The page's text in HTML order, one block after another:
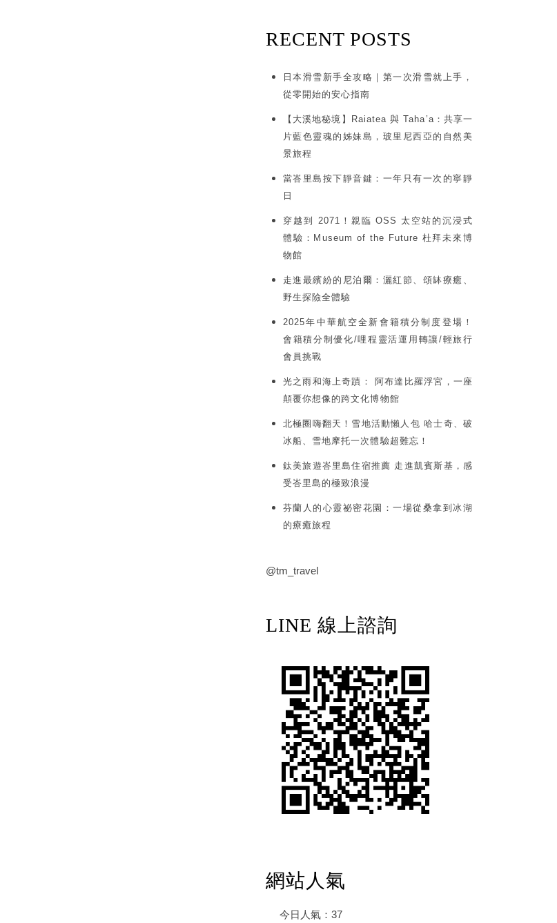
RECENT POSTS
日本滑雪新手全攻略｜第一次滑雪就上手，
從零開始的安心指南
【大溪地秘境】Raiatea 與 Taha’a：共享一
片藍色靈魂的姊妹島，玻里尼西亞的自然美
景旅程
當峇里島按下靜音鍵：一年只有一次的寧靜
日
穿越到 2071！親臨 OSS 太空站的沉浸式
體驗：Museum of the Future 杜拜未來博
物館
走進最繽紛的尼泊爾：灑紅節、頌缽療癒、
野生探險全體驗
2025年中華航空全新會籍積分制度登場！
會籍積分制優化/哩程靈活運用轉讓/輕旅行
會員挑戰
光之雨和海上奇蹟： 阿布達比羅浮宮，一座
顛覆你想像的跨文化博物館
北極圈嗨翻天！雪地活動懶人包 哈士奇、破
冰船、雪地摩托一次體驗超難忘！
鈦美旅遊峇里島住宿推薦 走進凱賓斯基，感
受峇里島的極致浪漫
芬蘭人的心靈祕密花園：一場從桑拿到冰湖
的療癒旅程
@tm_travel
LINE 線上諮詢
網站人氣
今日人氣： 37